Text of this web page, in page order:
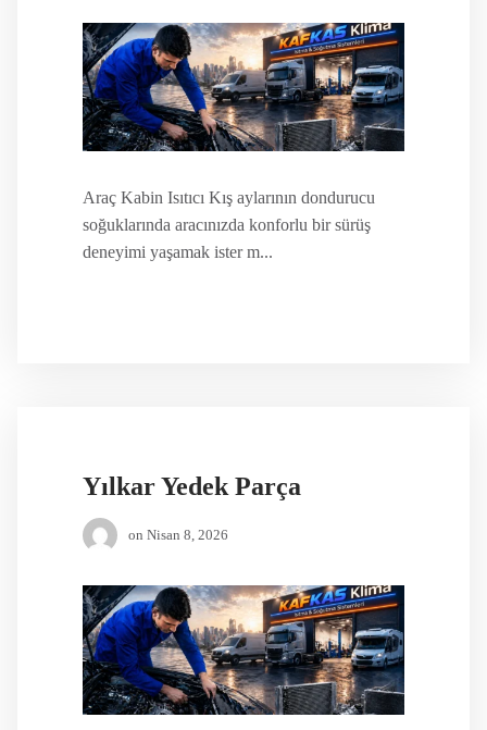
Araç Kabin Isıtıcı Kış aylarının dondurucu
soğuklarında aracınızda konforlu bir sürüş
deneyimi yaşamak ister m...
Yılkar Yedek Parça
on Nisan 8, 2026